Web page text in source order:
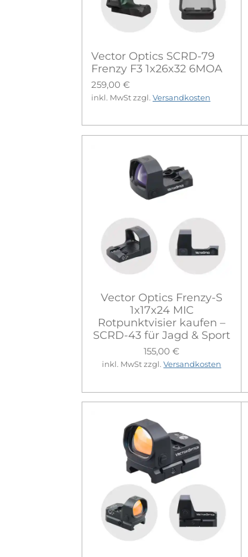
Vector Optics SCRD-79
Frenzy F3 1x26x32 6MOA
259,00 €
inkl. MwSt zzgl. Versandkosten
Vector Optics Frenzy-S
1x17x24 MIC
Rotpunktvisier kaufen –
SCRD-43 für Jagd & Sport
155,00 €
inkl. MwSt zzgl.Versandkosten